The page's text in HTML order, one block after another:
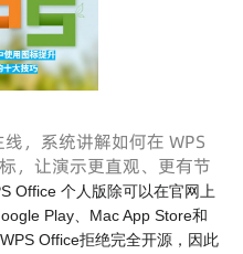
，系统讲解如何在 WPS
，让演示更直观、更有节
Office 个人版除可以在官网上
Play、Mac App Store和
Office拒绝完全开源，因此